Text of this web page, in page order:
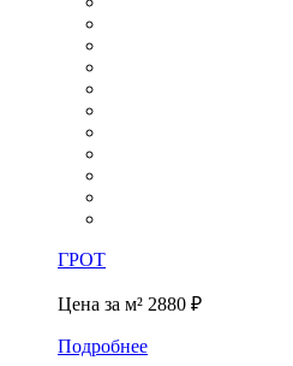
ГРОТ
Цена за м² 2880 ₽
Подробнее